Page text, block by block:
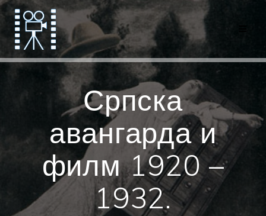
Српска
авангарда и
филм 1920 –
1932.